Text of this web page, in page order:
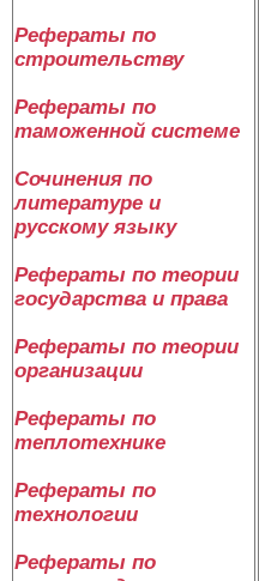
Рефераты по
строительству
Рефераты по
таможенной системе
Сочинения по
литературе и
русскому языку
Рефераты по теории
государства и права
Рефераты по теории
организации
Рефераты по
теплотехнике
Рефераты по
технологии
Рефераты по